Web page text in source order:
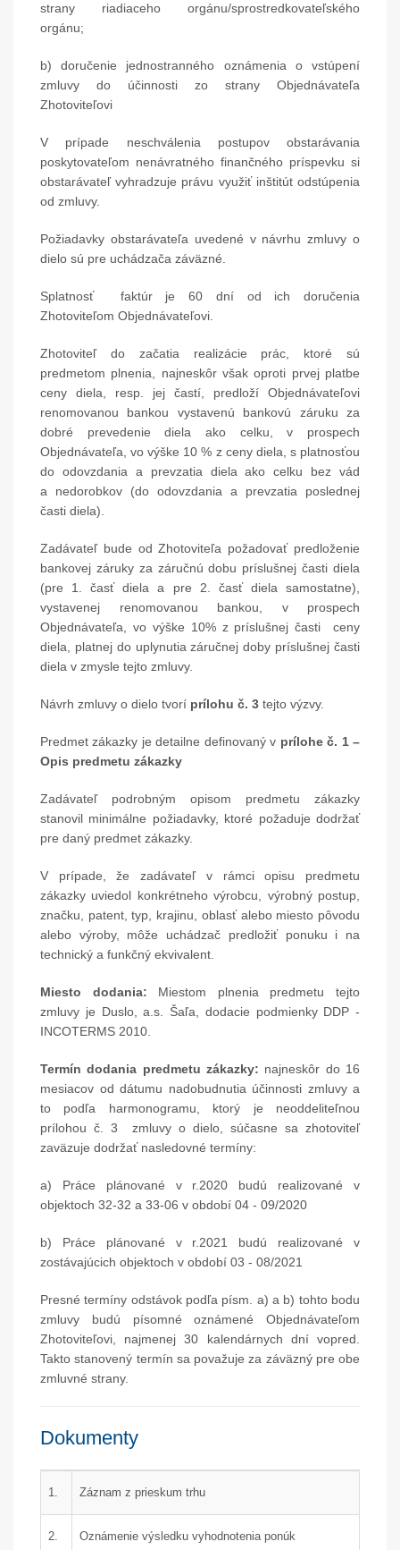
strany riadiaceho orgánu/sprostredkovateľského
orgánu;
b) doručenie jednostranného oznámenia o vstúpení
zmluvy do účinnosti zo strany Objednávateľa
Zhotoviteľovi
V prípade neschválenia postupov obstarávania
poskytovateľom nenávratného finančného príspevku si
obstarávateľ vyhradzuje právu využiť inštitút odstúpenia
od zmluvy.
Požiadavky obstarávateľa uvedené v návrhu zmluvy o
dielo sú pre uchádzača záväzné.
Splatnosť faktúr je 60 dní od ich doručenia
Zhotoviteľom Objednávateľovi.
Zhotoviteľ do začatia realizácie prác, ktoré sú
predmetom plnenia, najneskôr však oproti prvej platbe
ceny diela, resp. jej častí, predloží Objednávateľovi
renomovanou bankou vystavenú bankovú záruku za
dobré prevedenie diela ako celku, v prospech
Objednávateľa, vo výške 10 % z ceny diela, s platnosťou
do odovzdania a prevzatia diela ako celku bez vád
a nedorobkov (do odovzdania a prevzatia poslednej
časti diela).
Zadávateľ bude od Zhotoviteľa požadovať predloženie
bankovej záruky za záručnú dobu príslušnej časti diela
(pre 1. časť diela a pre 2. časť diela samostatne),
vystavenej renomovanou bankou, v prospech
Objednávateľa, vo výške 10% z príslušnej časti ceny
diela, platnej do uplynutia záručnej doby príslušnej časti
diela v zmysle tejto zmluvy.
Návrh zmluvy o dielo tvorí prílohu č. 3 tejto výzvy.
Predmet zákazky je detailne definovaný v prílohe č. 1 –
Opis predmetu zákazky
Zadávateľ podrobným opisom predmetu zákazky
stanovil minimálne požiadavky, ktoré požaduje dodržať
pre daný predmet zákazky.
V prípade, že zadávateľ v rámci opisu predmetu
zákazky uviedol konkrétneho výrobcu, výrobný postup,
značku, patent, typ, krajinu, oblasť alebo miesto pôvodu
alebo výroby, môže uchádzač predložiť ponuku i na
technický a funkčný ekvivalent.
Miesto dodania: Miestom plnenia predmetu tejto
zmluvy je Duslo, a.s. Šaľa, dodacie podmienky DDP -
INCOTERMS 2010.
Termín dodania predmetu zákazky: najneskôr do 16
mesiacov od dátumu nadobudnutia účinnosti zmluvy a
to podľa harmonogramu, ktorý je neoddeliteľnou
prílohou č. 3 zmluvy o dielo, súčasne sa zhotoviteľ
zaväzuje dodržať nasledovné termíny:
a) Práce plánované v r.2020 budú realizované v
objektoch 32-32 a 33-06 v období 04 - 09/2020
b) Práce plánované v r.2021 budú realizované v
zostávajúcich objektoch v období 03 - 08/2021
Presné termíny odstávok podľa písm. a) a b) tohto bodu
zmluvy budú písomné oznámené Objednávateľom
Zhotoviteľovi, najmenej 30 kalendárnych dní vopred.
Takto stanovený termín sa považuje za záväzný pre obe
zmluvné strany.
Dokumenty
1. Záznam z prieskum trhu
2. Oznámenie výsledku vyhodnotenia ponúk